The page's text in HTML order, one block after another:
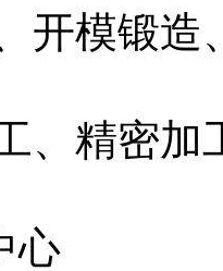
开模锻造
、精密
心